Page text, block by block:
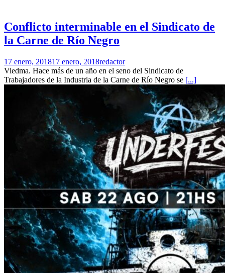
Conflicto interminable en el Sindicato de
la Carne de Río Negro
17 enero, 201817 enero, 2018redactor
Viedma. Hace más de un año en el seno del Sindicato de
Trabajadores de la Industria de la Carne de Río Negro se [...]